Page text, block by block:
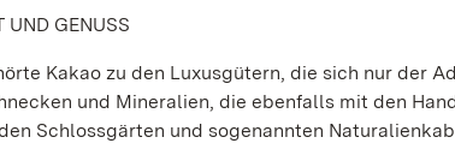
UND GENUSS
Kakao zu den Luxusgütern, die sich nur der
und Mineralien, die ebenfalls mit den
Schlossgärten und sogenannten